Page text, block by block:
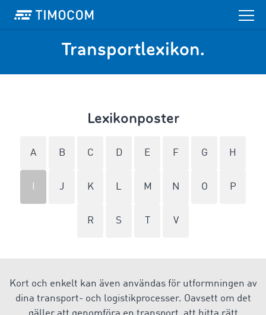
Transportlexikon.
Lexikonposter
A B C D E F G H
J K L M N O P
R S V
Kort och enkelt kan även användas för utformningen av
dina transport- och logistikprocesser. Oavsett om det